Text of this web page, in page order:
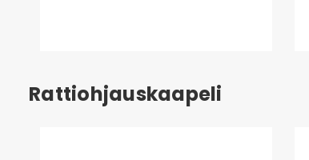
Rattiohjauskaapeli